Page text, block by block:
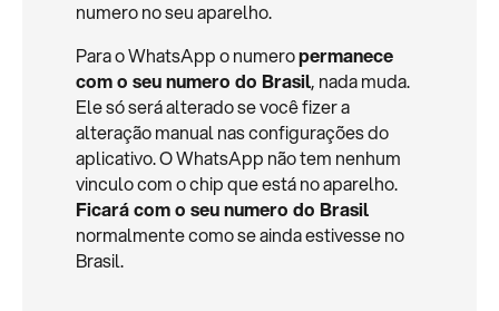
numero no seu aparelho.
Para o WhatsApp o numeropermanece
com o seu numero do Brasil, nada muda.
Ele só será alterado se você fizer a
alteração manual nas configurações do
aplicativo. O WhatsApp não tem nenhum
vinculo com o chip que está no aparelho.
Ficará com o seu numero do Brasil
normalmente como se ainda estivesse no
Brasil.